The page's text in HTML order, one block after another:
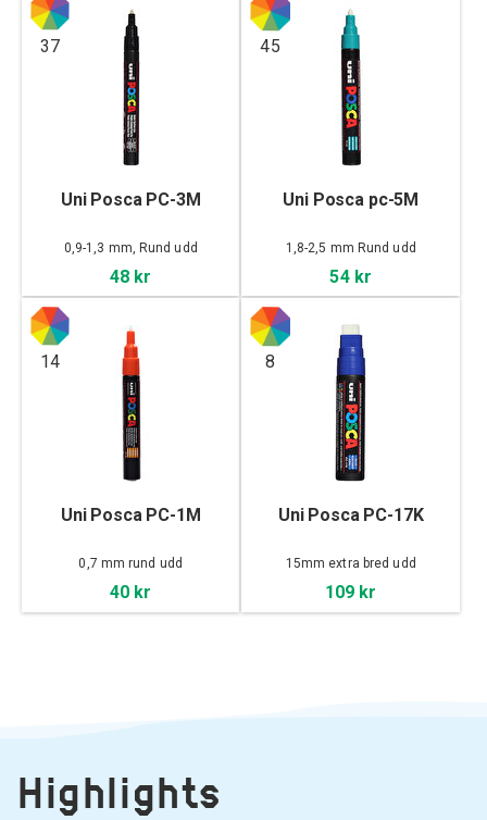
37
Uni Posca PC-3M
0,9-1,3 mm, Rund udd
48 kr
45
Uni Posca pc-5M
1,8-2,5 mm Rund udd
54 kr
14
Uni Posca PC-1M
0,7 mm rund udd
40 kr
8
Uni Posca PC-17K
15mm extra bred udd
109 kr
Highlights